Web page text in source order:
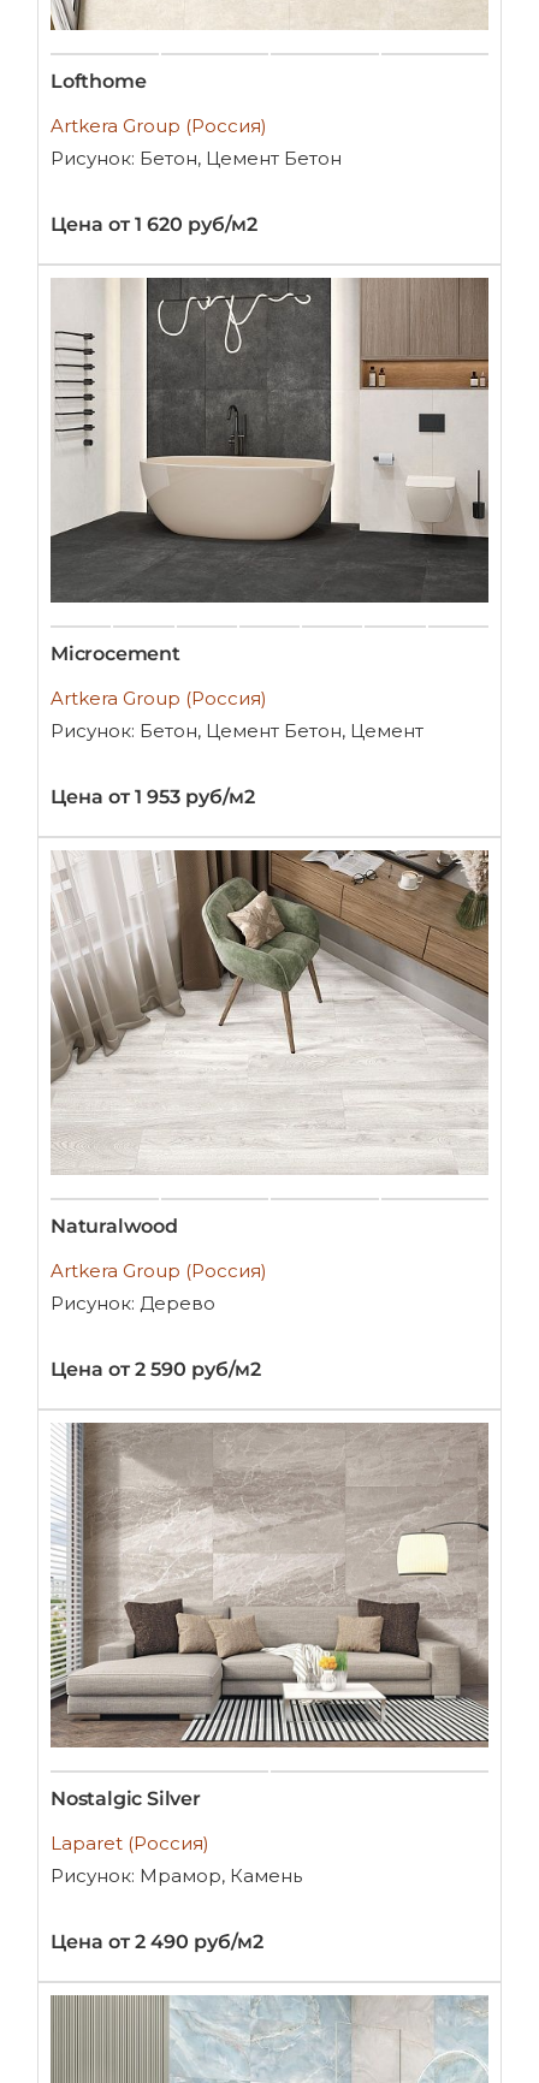
Lofthome
Artkera Group (Россия)
Рисунок: Бетон, Цемент Бетон
Цена от 1 620 руб/м2
Microcement
Artkera Group (Россия)
Рисунок: Бетон, Цемент Бетон, Цемент
Цена от 1 953 руб/м2
Naturalwood
Artkera Group (Россия)
Рисунок: Дерево
Цена от 2 590 руб/м2
Nostalgic Silver
Laparet (Россия)
Рисунок: Мрамор, Камень
Цена от 2 490 руб/м2